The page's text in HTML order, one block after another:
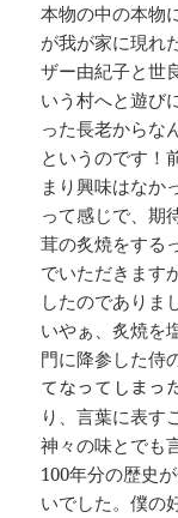
本物の中の本物
が我が家に現れ
ザー由紀子と世
いう村へと遊び
った長老からな
というのです！
まり興味はなか
って感じで、期
茸の炙焼をする
でいただきます
したのでありま
いやぁ、炙焼を
門に降参した侍
てなってしまっ
り、言葉に表す
神々の味とでも
100年分の歴史
いでした。僕の